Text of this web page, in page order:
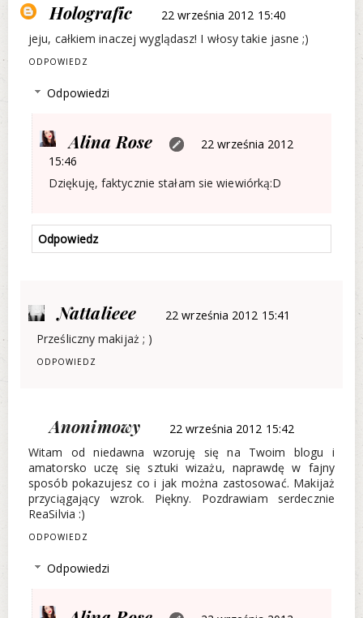
Holografic
22 września 2012 15:40
jeju, całkiem inaczej wyglądasz! I włosy takie jasne ;)
ODPOWIEDZ
Odpowiedzi
Alina Rose
22 września 2012
15:46
Dziękuję, faktycznie stałam sie wiewiórką:D
Odpowiedz
Nattalieee
22 września 2012 15:41
Prześliczny makijaż ; )
ODPOWIEDZ
Anonimowy
22 września 2012 15:42
Witam od niedawna wzoruję się na Twoim blogu i
amatorsko uczę się sztuki wizażu, naprawdę w fajny
sposób pokazujesz co i jak można zastosować. Makijaż
przyciągający wzrok. Piękny. Pozdrawiam serdecznie
ReaSilvia :)
ODPOWIEDZ
Odpowiedzi